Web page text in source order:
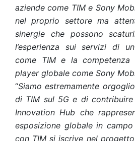
aziende come TIM e Sony
nel proprio settore ma
sinergie che possono
l’esperienza sui servizi di
come TIM e la
player globale come Sony
“Siamo estremamente
di TIM sul 5G e di contribuire
Innovation Hub che
esposizione globale in
con TIM si iscrive nel